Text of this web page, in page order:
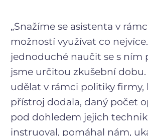
„Snažíme se asistenta v
možností využívat co
jednoduché naučit se s ním
jsme určitou zkušební dobu.
udělat v rámci politiky firmy,
přístroj dodala, daný počet
pod dohledem jejich
instruoval, pomáhal nám,